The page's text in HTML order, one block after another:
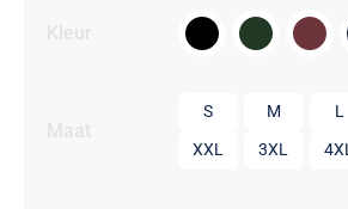
S M L
XXL
3XL